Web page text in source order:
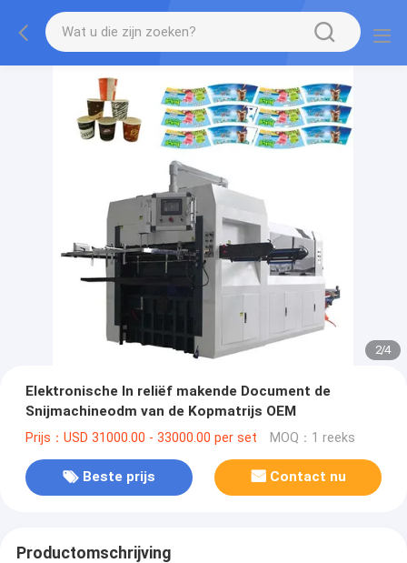
2/4
Elektronische In reliëf makende Document de
Snijmachineodm van de Kopmatrijs OEM
Prijs：USD 31000.00 - 33000.00 per set MOQ：1 reeks
Beste prijs Contact nu
Productomschrijving